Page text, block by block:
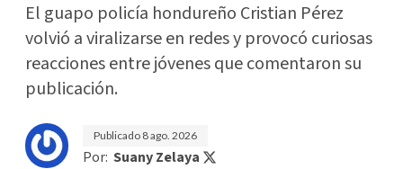
El guapo policía hondureño Cristian Pérez
volvió a viralizarse en redes y provocó curiosas
reacciones entre jóvenes que comentaron su
publicación.
Publicado 8 ago. 2026
Por: Suany Zelaya